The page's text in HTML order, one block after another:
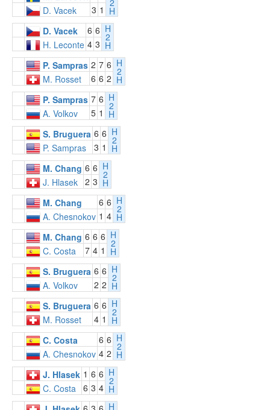
2
H
D. Vacek 3 1
D. Vacek
6 6 H
2
H
H. Leconte 4 3
P. Sampras 2 7 6 H
2
H
M. Rosset 6 6 2
P. Sampras 7 6 H
2
H
A. Volkov 5 1
S. Bruguera 6 6 H
2
H
P. Sampras 3 1
M. Chang 6 6 H
2
H
J. Hlasek 2 3
M. Chang
6 6 H
2
H
A. Chesnokov 1 4
M. Chang 6 6 6 H
2
H
C. Costa 7 4 1
S. Bruguera 6 6 H
2
H
A. Volkov 2 2
S. Bruguera 6 6 H
2
H
M. Rosset 4 1
C. Costa
6 6 H
2
H
A. Chesnokov 4 2
J. Hlasek 1 6 6 H
2
H
C. Costa 6 3 4
H